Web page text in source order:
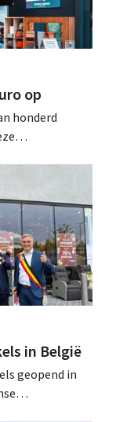
op
honderd
in
in België
geopend in